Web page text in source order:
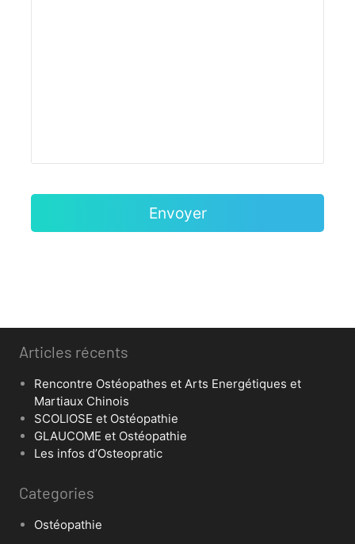
Articles récents
Rencontre Ostéopathes et Arts Energétiques et
Martiaux Chinois
SCOLIOSE et Ostéopathie
GLAUCOME et Ostéopathie
Les infos d’Osteopratic
Categories
Ostéopathie